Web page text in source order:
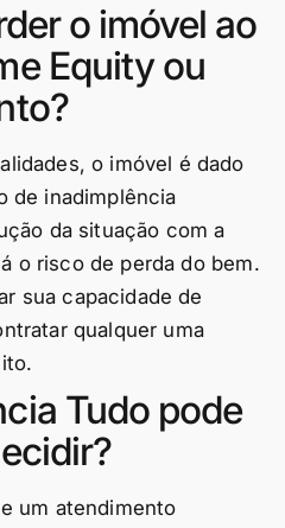
o imóvel ao
Equity ou
o imóvel é dado
de inadimplência
da situação com a
o risco de perda do bem.
sua capacidade de
qualquer uma
Tudo pode
um atendimento